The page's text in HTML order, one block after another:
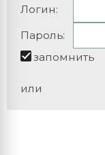
Логин:
Пароль:
запомнить
или